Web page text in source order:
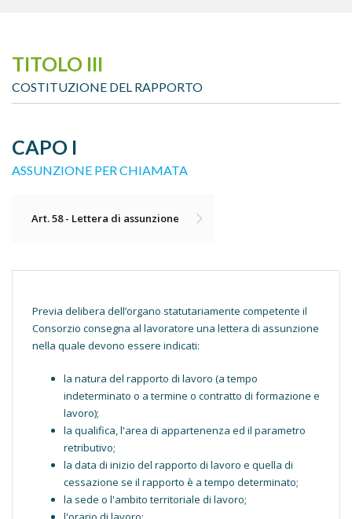
TITOLO III
COSTITUZIONE DEL RAPPORTO
CAPO I
ASSUNZIONE PER CHIAMATA
Art. 58 - Lettera di assunzione
Previa delibera dell’organo statutariamente competente il
Consorzio consegna al lavoratore una lettera di assunzione
nella quale devono essere indicati:
la natura del rapporto di lavoro (a tempo
indeterminato o a termine o contratto di formazione e
lavoro);
la qualifica, l'area di appartenenza ed il parametro
retributivo;
la data di inizio del rapporto di lavoro e quella di
cessazione se il rapporto è a tempo determinato;
la sede o l'ambito territoriale di lavoro;